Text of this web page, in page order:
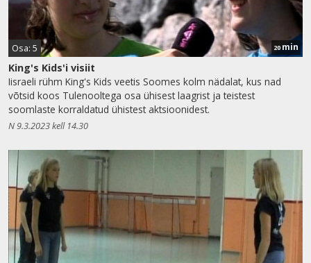
Osa: 5 20min
King's Kids'i visiit
Iisraeli rühm King's Kids veetis Soomes kolm nädalat, kus nad
võtsid koos Tulenooltega osa ühisest laagrist ja teistest
soomlaste korraldatud ühistest aktsioonidest.
N 9.3.2023 kell 14.30